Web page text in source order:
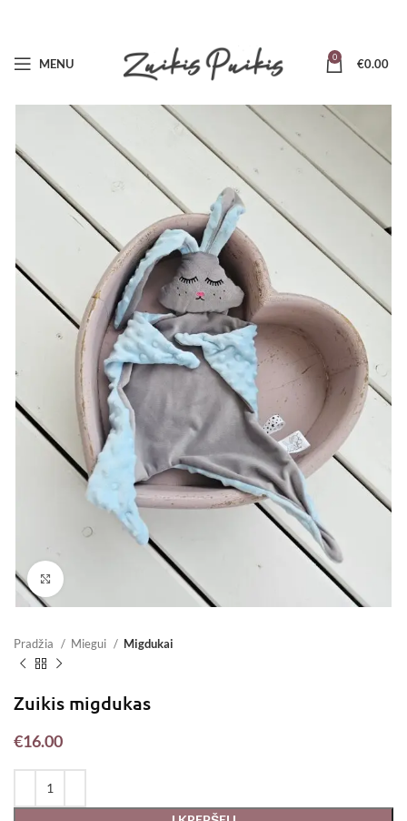
MENU 0 €0.00
Pradžia Miegui Migdukai
Zuikis migdukas
€16.00